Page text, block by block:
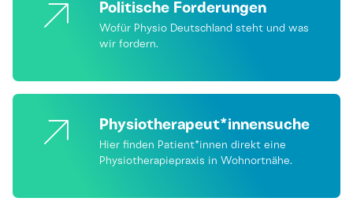
Politische Forderungen
Wofür Physio Deutschland steht und was
wir fordern.
Physiotherapeut*innensuche
Hier finden Patient*innen direkt eine
Physiotherapiepraxis in Wohnortnähe.